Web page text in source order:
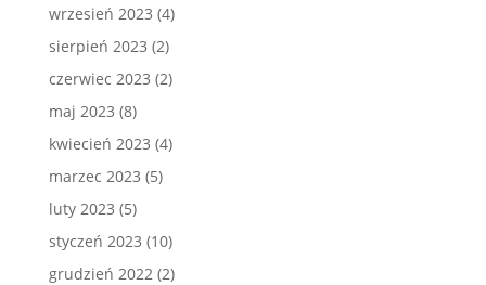
wrzesień 2023 (4)
sierpień 2023 (2)
czerwiec 2023 (2)
maj 2023 (8)
kwiecień 2023 (4)
marzec 2023 (5)
luty 2023 (5)
styczeń 2023 (10)
grudzień 2022 (2)